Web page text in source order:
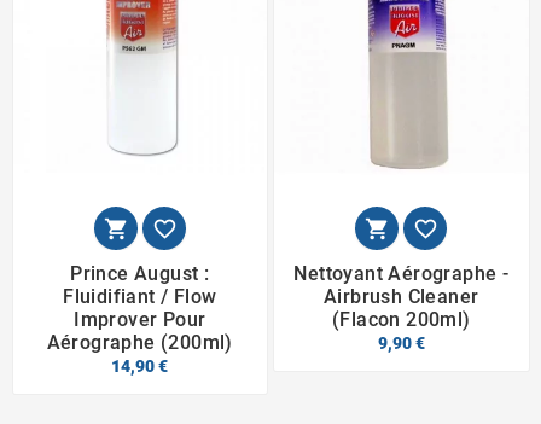
 
Prince August :
Fluidifiant / Flow
Improver Pour
Aérographe (200ml)
14,90 €
 
Nettoyant Aérographe -
Airbrush Cleaner
(Flacon 200ml)
9,90 €